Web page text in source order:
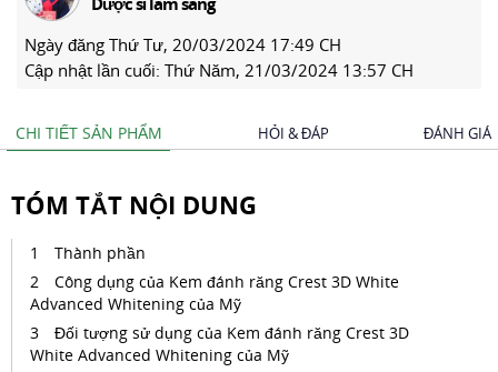
Ngày đăng Thứ Tư, 20/03/2024 17:49 CH
Cập nhật lần cuối: Thứ Năm, 21/03/2024 13:57 CH
CHI TIẾT SẢN PHẨM HỎI & ĐÁP ĐÁNH GIÁ
TÓM TẮT NỘI DUNG
Thành phần
Công dụng của Kem đánh răng Crest 3D White
Advanced Whitening của Mỹ
Đối tượng sử dụng của Kem đánh răng Crest 3D
White Advanced Whitening của Mỹ